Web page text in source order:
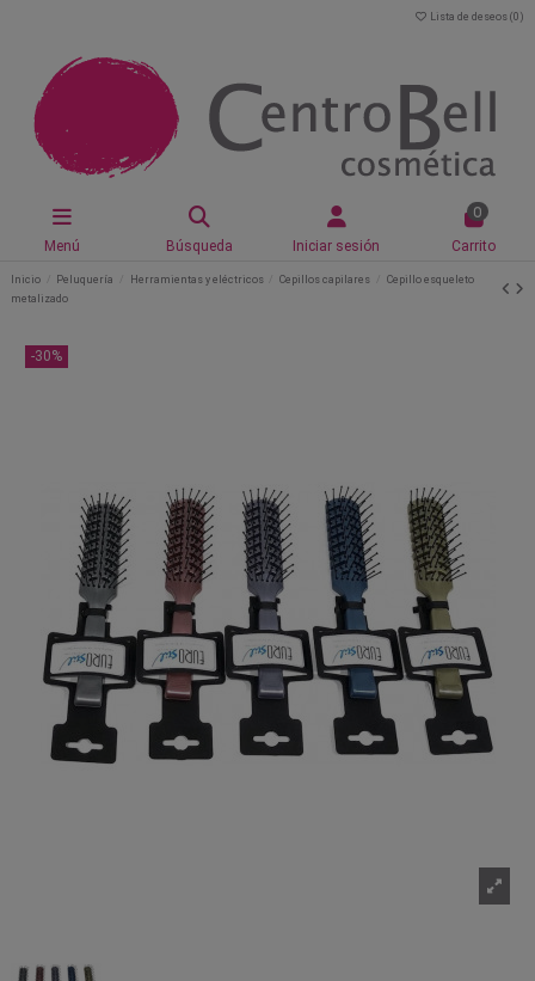
Lista de deseos (0 )
Menú Búsqueda Iniciar sesión
0
Carrito
Inicio Peluquería Herramientas y eléctricos Cepillos capilares
Cepillo esqueleto
metalizado
-30%